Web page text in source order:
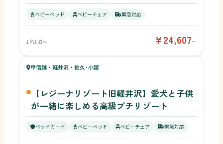
ベビーベッド ベビーチェア 緊急対応
1名1泊〜 ¥24,607〜
56ベビー
51キッズ
甲信越・軽井沢・佐久･小諸
【レジーナリゾート旧軽井沢】愛犬と子供
が一緒に楽しめる高級プチリゾート
ベッドガード ベビーベッド ベビーチェア 緊急対応